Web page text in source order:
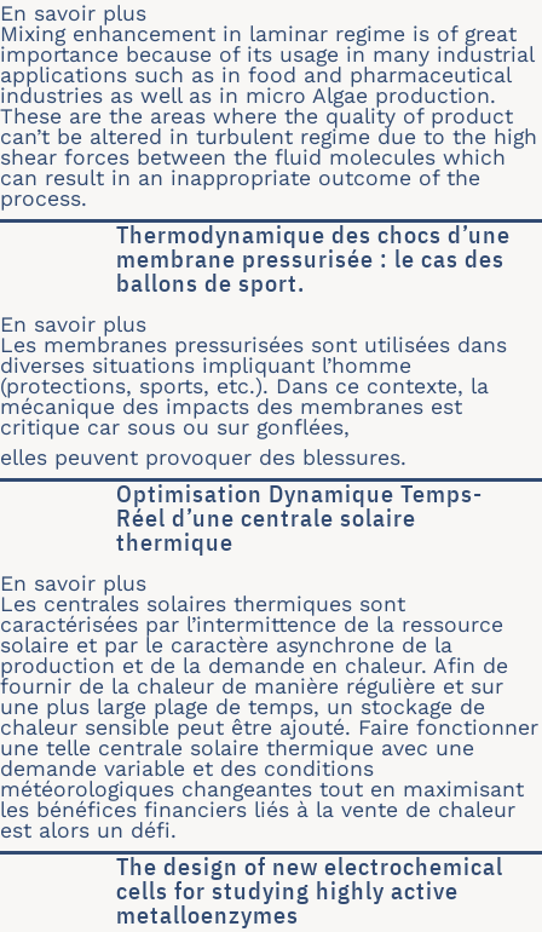
En savoir plus
Mixing enhancement in laminar regime is of great
importance because of its usage in many industrial
applications such as in food and pharmaceutical
industries as well as in micro Algae production.
These are the areas where the quality of product
can’t be altered in turbulent regime due to the high
shear forces between the fluid molecules which
can result in an inappropriate outcome of the
process.
Thermodynamique des chocs d’une
membrane pressurisée : le cas des
ballons de sport.
En savoir plus
Les membranes pressurisées sont utilisées dans
diverses situations impliquant l’homme
(protections, sports, etc.). Dans ce contexte, la
mécanique des impacts des membranes est
critique car sous ou sur gonflées,
elles peuvent provoquer des blessures.
Optimisation Dynamique Temps-
Réel d’une centrale solaire
thermique
En savoir plus
Les centrales solaires thermiques sont
caractérisées par l’intermittence de la ressource
solaire et par le caractère asynchrone de la
production et de la demande en chaleur. Afin de
fournir de la chaleur de manière régulière et sur
une plus large plage de temps, un stockage de
chaleur sensible peut être ajouté. Faire fonctionner
une telle centrale solaire thermique avec une
demande variable et des conditions
météorologiques changeantes tout en maximisant
les bénéfices financiers liés à la vente de chaleur
est alors un défi.
The design of new electrochemical
cells for studying highly active
metalloenzymes